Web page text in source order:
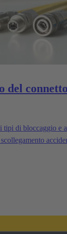
del
tipi di bloccaggio e